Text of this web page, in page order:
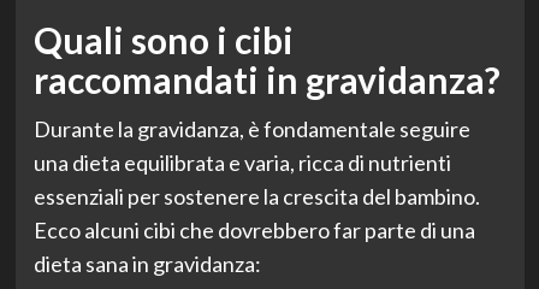
Quali sono i cibi
raccomandati in gravidanza?
Durante la gravidanza, è fondamentale seguire
una dieta equilibrata e varia, ricca di nutrienti
essenziali per sostenere la crescita del bambino.
Ecco alcuni cibi che dovrebbero far parte di una
dieta sana in gravidanza: